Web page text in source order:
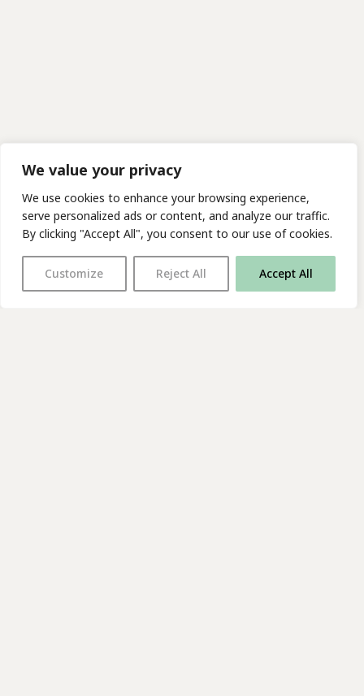
We value your privacy
We use cookies to enhance your browsing experience,
serve personalized ads or content, and analyze our traffic.
By clicking "Accept All", you consent to our use of cookies.
Customize Reject All Accept All